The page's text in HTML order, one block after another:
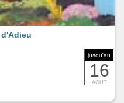
jusqu'au
16
AOUT